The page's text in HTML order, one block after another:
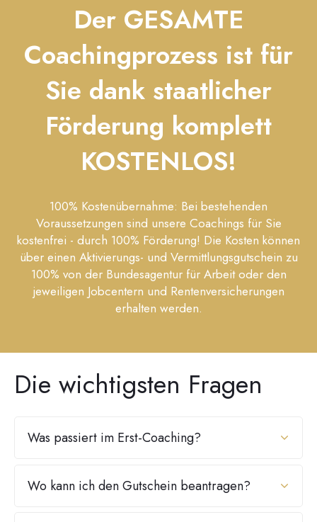
Der GESAMTE
Coachingprozess ist für
Sie dank staatlicher
Förderung komplett
KOSTENLOS!
100% Kostenübernahme: Bei bestehenden
Voraussetzungen sind unsere Coachings für Sie
kostenfrei - durch 100% Förderung! Die Kosten können
über einen Aktivierungs- und Vermittlungsgutschein zu
100% von der Bundesagentur für Arbeit oder den
jeweiligen Jobcentern und Rentenversicherungen
erhalten werden.
Die wichtigsten Fragen
Was passiert im Erst-Coaching?
Wo kann ich den Gutschein beantragen?